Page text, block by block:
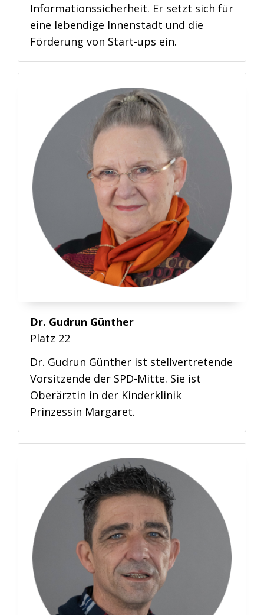
Informationssicherheit. Er setzt sich für
eine lebendige Innenstadt und die
Förderung von Start-ups ein.
Dr. Gudrun Günther
Platz 22
Dr. Gudrun Günther ist stellvertretende
Vorsitzende der SPD-Mitte. Sie ist
Oberärztin in der Kinderklinik
Prinzessin Margaret.